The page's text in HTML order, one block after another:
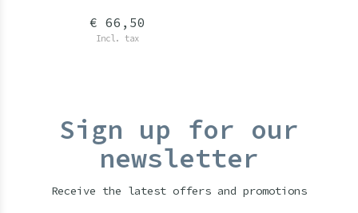
€ 66,50
Incl. tax
Sign up for our
newsletter
Receive the latest offers and promotions